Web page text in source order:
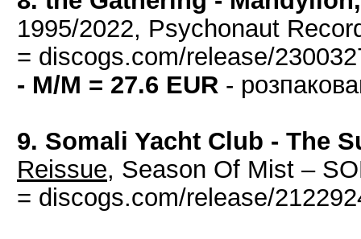
1995/2022, Psychonaut
= discogs.com/release/
- M/M = 27.6 EUR -
9. Somali Yacht Club - The
Reissue, Season Of Mist –
= discogs.com/release/